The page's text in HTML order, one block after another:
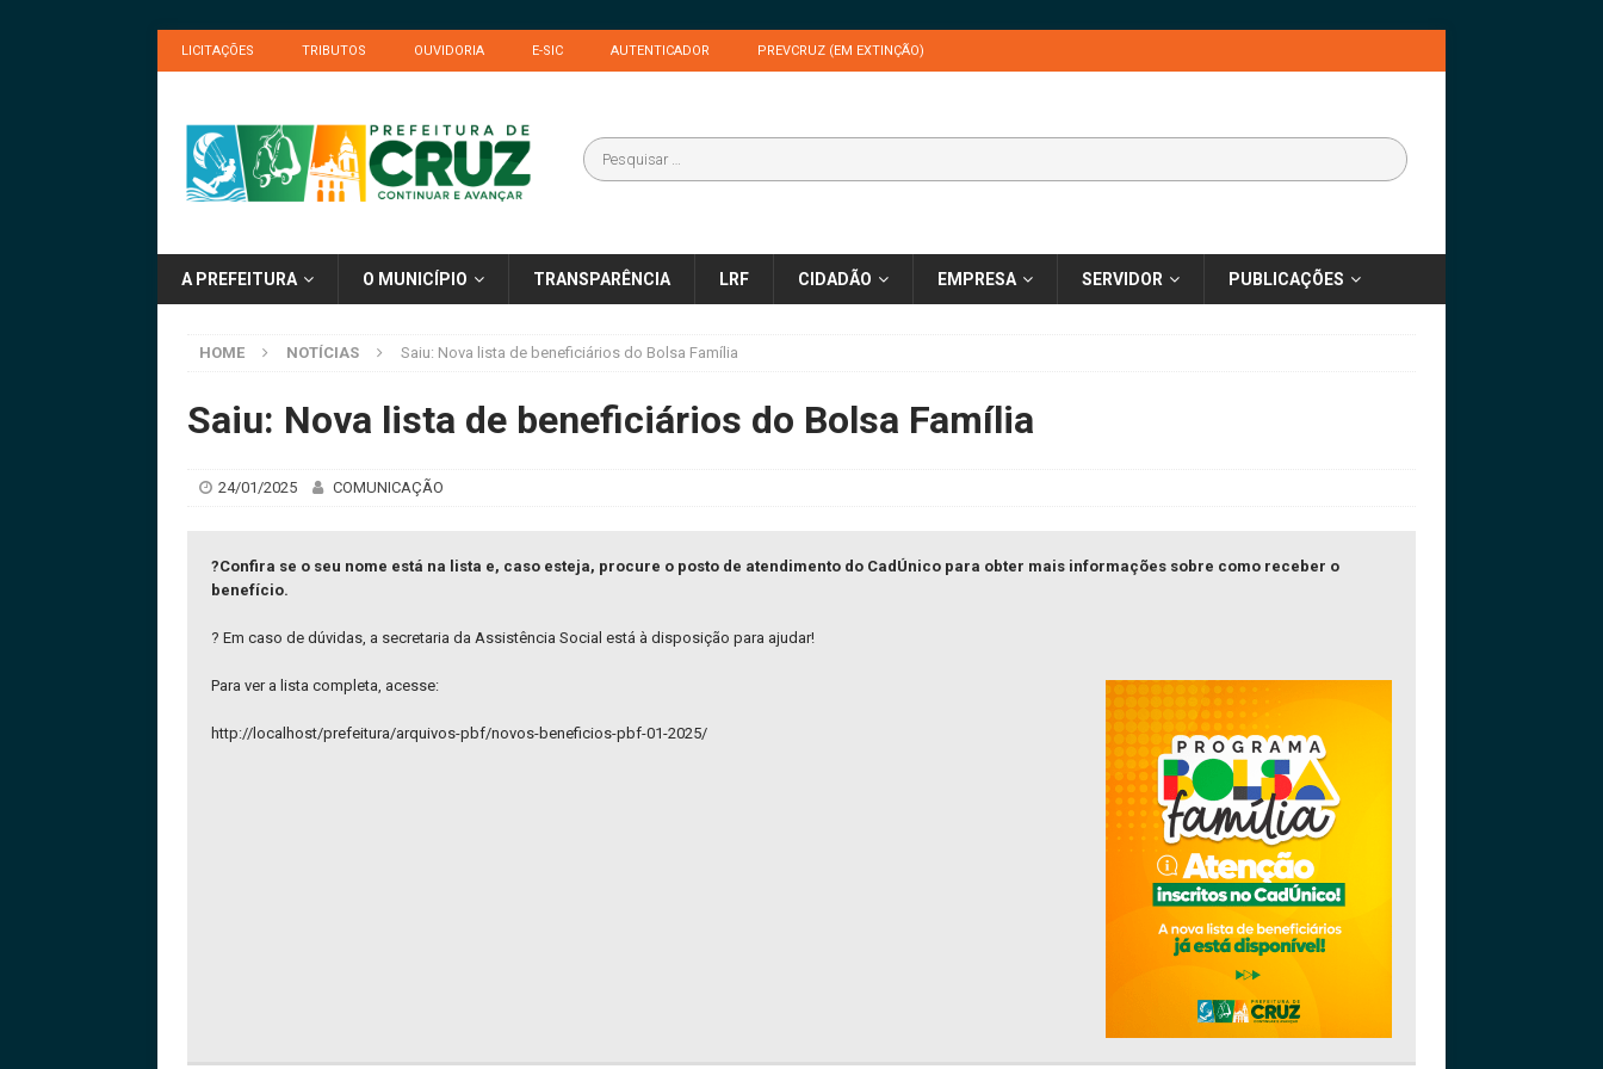
LICITAÇÕES TRIBUTOS OUVIDORIA E-SIC AUTENTICADOR PREVCRUZ (EM EXTINÇÃO)
A PREFEITURA O MUNICÍPIO TRANSPARÊNCIA LRF CIDADÃO EMPRESA SERVIDOR PUBLICAÇÕES
HOME NOTÍCIAS Saiu: Nova lista de beneficiários do Bolsa Família
Saiu: Nova lista de beneficiários do Bolsa Família
24/01/2025 COMUNICAÇÃO
?Confira se o seu nome está na lista e, caso esteja, procure o posto de atendimento do CadÚnico para obter mais informações sobre como receber o
benefício.
? Em caso de dúvidas, a secretaria da Assistência Social está à disposição para ajudar!
Para vera lista completa, acesse:
http://localhost/prefeitura/arquivos-pbf/novos-beneficios-pbf-01-2025/